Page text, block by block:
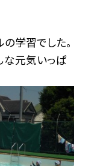
学習でした。
な元気いっぱ